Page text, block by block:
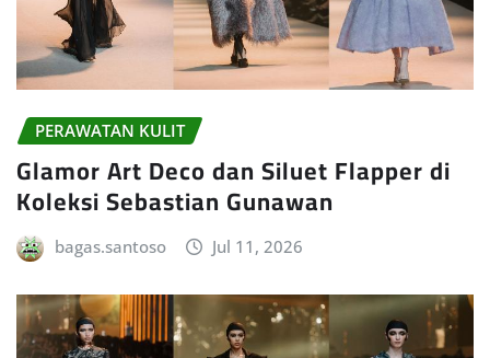
PERAWATAN KULIT
Glamor Art Deco dan Siluet Flapper di
Koleksi Sebastian Gunawan
bagas.santoso Jul 11, 2026